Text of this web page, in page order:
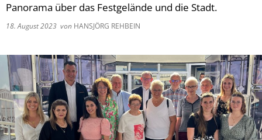
Panorama über das Festgelände und die Stadt.
18. August 2023 von HANSJÖRG REHBEIN